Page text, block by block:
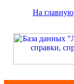
На главную